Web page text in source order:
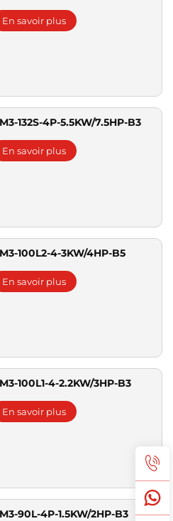
En savoir plus
132S-4P-5.5KW/7.5HP-B3
En savoir plus
100L2-4-3KW/4HP-B5
En savoir plus
100L1-4-2.2KW/3HP-B3
En savoir plus
90L-4P-1.5KW/2HP-B3